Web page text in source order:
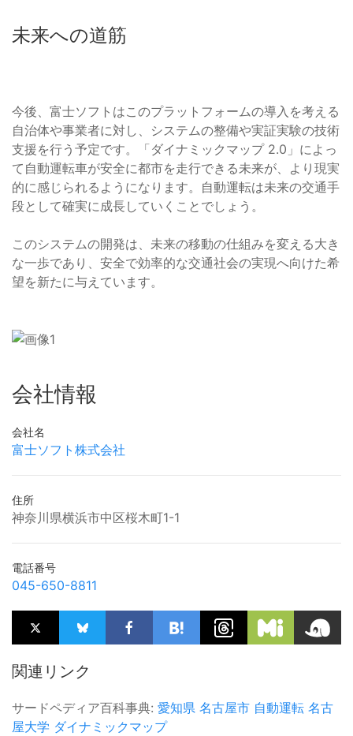
未来への道筋
今後、富士ソフトはこのプラットフォームの導入を考える
自治体や事業者に対し、システムの整備や実証実験の技術
支援を行う予定です。「ダイナミックマップ 2.0」によっ
て自動運転車が安全に都市を走行できる未来が、より現実
的に感じられるようになります。自動運転は未来の交通手
段として確実に成長していくことでしょう。
このシステムの開発は、未来の移動の仕組みを変える大き
な一歩であり、安全で効率的な交通社会の実現へ向けた希
望を新たに与えています。
会社情報
会社名
富士ソフト株式会社
住所
神奈川県横浜市中区桜木町1-1
電話番号
045-650-8811
関連リンク
サードペディア百科事典: 愛知県 名古屋市 自動運転 名古
屋大学 ダイナミックマップ